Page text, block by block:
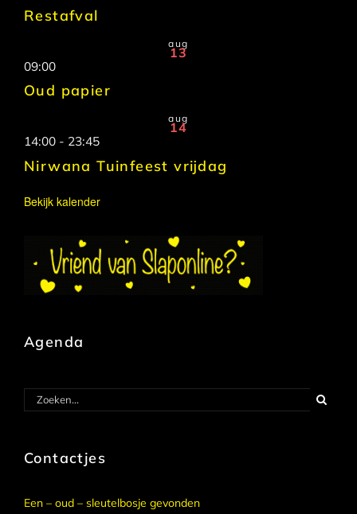
Restafval
aug
13
09:00
Oud papier
aug
14
14:00 - 23:45
Nirwana Tuinfeest vrijdag
Bekijk kalender
Agenda
Zoeken
naar:
Contactjes
Een – oud – sleutelbosje gevonden